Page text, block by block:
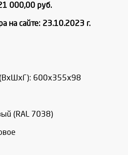
000,00 руб.
на сайте: 23.10.2023 г.
600x355x98
(RAL 7038)